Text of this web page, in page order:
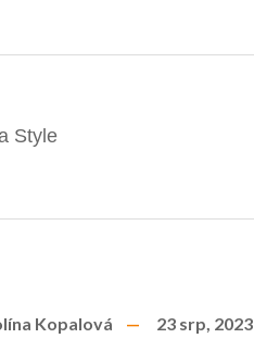
Kopalová 23 srp, 2023